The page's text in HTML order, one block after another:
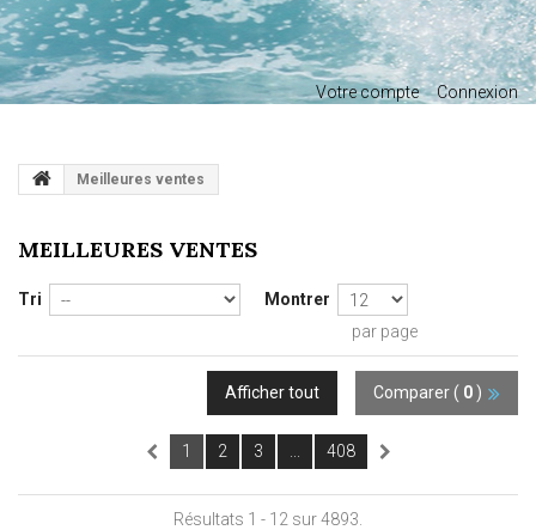
Votre compte Connexion
Meilleures ventes
MEILLEURES VENTES
Tri
Montrer
par page
Comparer ( 0 )
Afficher tout
1 2 3 408
Résultats 1 - 12 sur 4893.